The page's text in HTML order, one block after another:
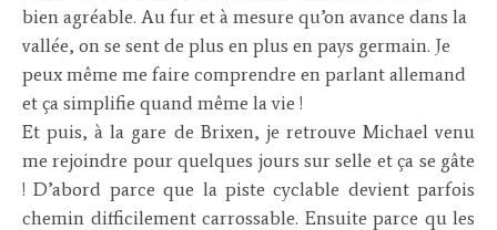
bien agréable. Au fur et à mesure qu’on avance dans la
vallée, on se sent de plus en plus en pays germain. Je
peux même me faire comprendre en parlant allemand
et ça simplifie quand même la vie !
Et puis, à la gare de Brixen, je retrouve Michael venu
me rejoindre pour quelques jours sur selle et ça se gâte
! D’abord parce que la piste cyclable devient parfois
chemin difficilement carrossable. Ensuite parce qu les